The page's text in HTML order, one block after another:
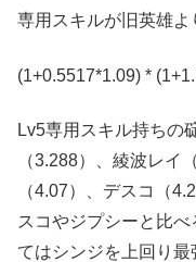
専用スキルが旧英雄よ
(1+0.5517*1.09) *
Lv5専用スキル持ちの
（3.288）、綾波レイ
（4.07）、デスコ（
スコやジプシーと比
てはシンジを上回り最